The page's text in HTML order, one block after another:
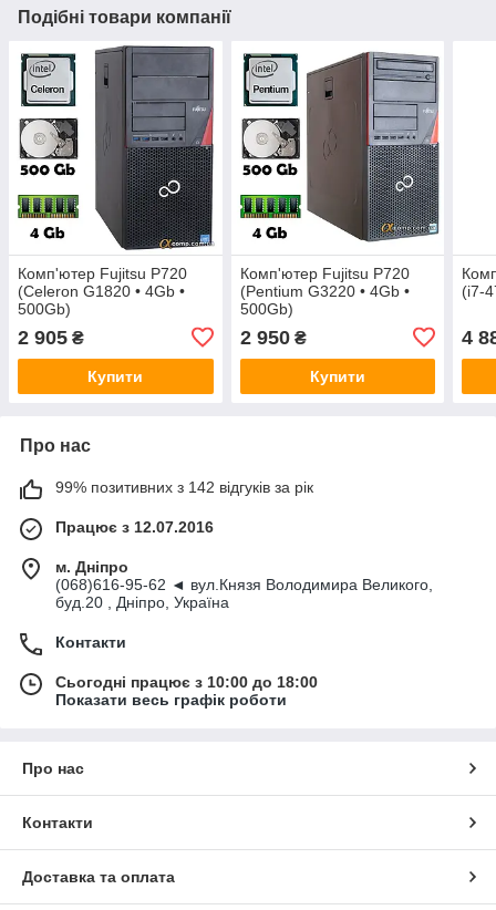
Подібні товари компанії
Комп'ютер Fujitsu P720
(Celeron G1820 • 4Gb •
500Gb)
2 905 ₴
Купити
Комп'ютер Fujitsu P720
(Pentium G3220 • 4Gb •
500Gb)
2 950₴
Купити
(i7-
4
Про нас
99% позитивних з 142 відгуків за рік
Працює з 12.07.2016
м. Дніпро
(068)616-95-62 ◄ вул.Князя Володимира Великого,
буд.20 , Дніпро, Україна
Контакти
Сьогодні працює з 10:00 до 18:00
Показати весь графік роботи
Про нас
Контакти
Доставка та оплата